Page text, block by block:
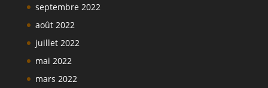
septembre 2022
août 2022
juillet 2022
mai 2022
mars 2022